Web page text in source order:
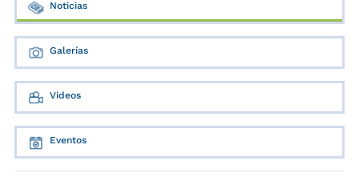
Noticias
Galerías
Videos
Eventos